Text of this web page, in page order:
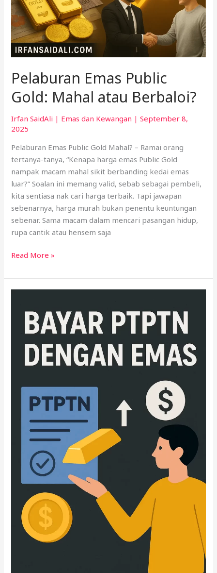
Pelaburan Emas Public
Gold: Mahal atau Berbaloi?
Irfan SaidAli | Emas dan Kewangan |September 8,
2025
Pelaburan Emas Public Gold Mahal? – Ramai orang
tertanya-tanya, “Kenapa harga emas Public Gold
nampak macam mahal sikit berbanding kedai emas
luar?” Soalan ini memang valid, sebab sebagai pembeli,
kita sentiasa nak cari harga terbaik. Tapi jawapan
sebenarnya, harga murah bukan penentu keuntungan
sebenar. Sama macam dalam mencari pasangan hidup,
rupa cantik atau hensem saja
Berbaloi?
Read More »
dengan
Emas:
Panduan
Lengkap
Simpanan